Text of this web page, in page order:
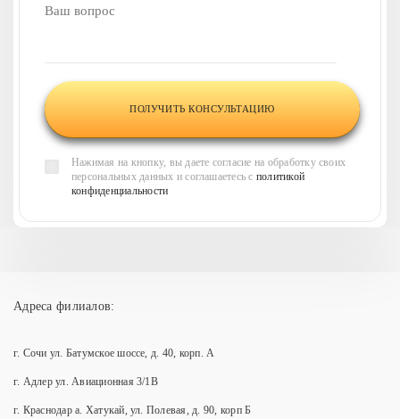
проконсультируют по всем
Нажимая на кнопку, вы даете согласие на обработку своих
персональных данных и соглашаетесь с политикой
конфиденциальности
Адреса филиалов:
г. Сочи ул. Батумское шоссе, д. 40, корп. А
г. Адлер ул. Авиационная 3/1В
г. Краснодар а. Хатукай, ул. Полевая, д. 90, корп Б